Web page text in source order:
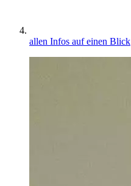
allen Infos auf einen Blick